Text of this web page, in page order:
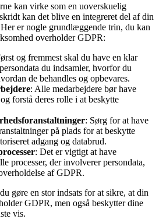
kan virke som en uoverskuelig
kan det blive en integreret del af din
er nogle grundlæggende trin, du kan
overholder GDPR:
og fremmest skal du have en klar
du indsamler, hvorfor du
de behandles og opbevares.
: Alle medarbejdere bør have
forstå deres rolle i at beskytte
: Sørg for at have
på plads for at beskytte
adgang og databrud.
: Det er vigtigt at have
processer, der involverer persondata,
af GDPR.
gøre en stor indsats for at sikre, at din
GDPR, men også beskytter dine
vis.